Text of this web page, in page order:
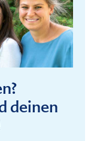
deinen